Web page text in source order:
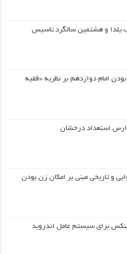
یلدا و هشتمین سالگرد تاسیس
امام دوازدهم بر نظریه «فقیه
استعداد درخشان
و تاریخی مبنی بر امکان زن بودن
برای سیستم عامل اندروید